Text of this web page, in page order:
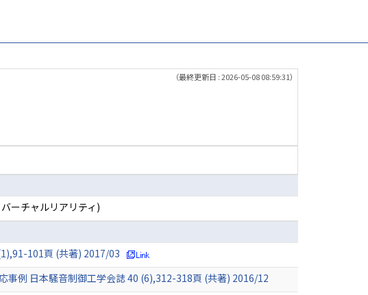
（最終更新日 : 2026-05-08 08:59:31）
ーチャルリアリティ)
101頁 (共著) 2017/03
事例 日本騒音制御工学会誌 40 (6),312-318頁 (共著) 2016/12